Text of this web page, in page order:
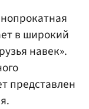
в широкий
навек».
представлен